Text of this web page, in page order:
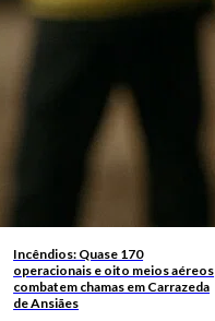
Incêndios: Quase 170
operacionais e oito meios aéreos
combatem chamas em Carrazeda
de Ansiães